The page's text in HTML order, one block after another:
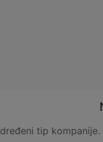
tip kompanije.